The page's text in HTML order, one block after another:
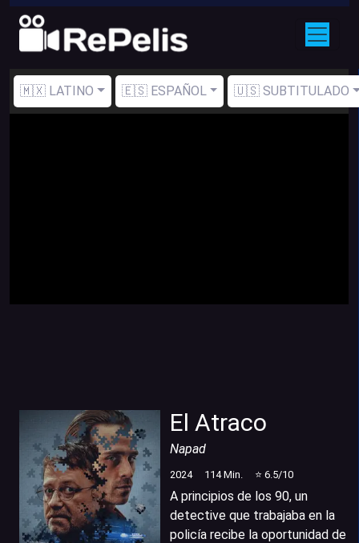
🇲🇽 LATINO 🇪🇸 ESPAÑOL 🇺🇸 SUBTITULADO
El Atraco
Napad
2024 114Min. ⭐ 6.5/10
A principios de los 90, un
detective que trabajaba en la
policía recibe la oportunidad de